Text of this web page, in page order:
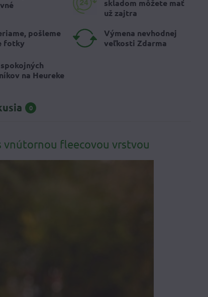
skladom môžete mať
už zajtra
pošleme
fotky
Výmena nevhodnej
veľkosti Zdarma
na Heureke
0
vnútornou fleecovou vrstvou